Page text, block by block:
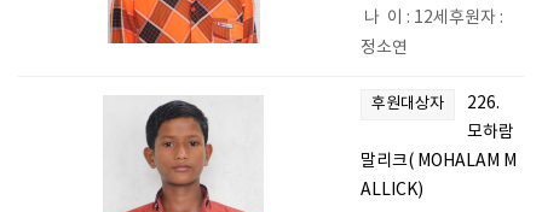
나 이 : 12세후원자 :
정소연
후원대상자
226.
모하람
말리크( MOHALAM M
ALLICK)